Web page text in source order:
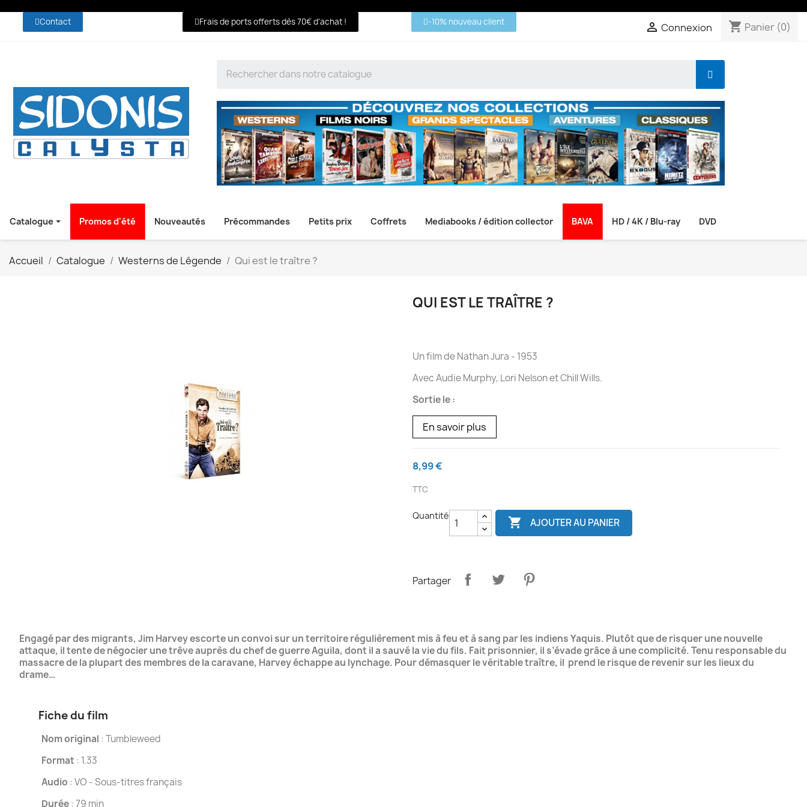
Contact Frais de ports offerts dès 70€ d'achat ! -10% nouveau client  Connexion shopping_cart Panier (0)
Catalogue Promos d'été Nouveautés Précommandes Petits prix Coffrets Mediabooks / édition collector BAVA HD / 4K / Blu-ray DVD
Accueil Catalogue Westerns de Légende Qui est le traître ?
QUI EST LE TRAÎTRE ?
Un film de Nathan Jura - 1953
Avec Audie Murphy, Lori Nelson et Chill Wills.
Sortie le :
En savoir plus
8,99 €
TTC
Quantité  AJOUTER AU PANIER
Partager
Engagé par des migrants, Jim Harvey escorte un convoi sur un territoire régulièrement mis à feu et à sang par les indiens Yaquis. Plutôt que de risquer une nouvelle
attaque, il tente de négocier une trêve auprès du chef de guerre Aguila, dont il a sauvé la vie du fils. Fait prisonnier, il s’évade grâce à une complicité. Tenu responsable du
massacre de la plupart des membres de la caravane, Harvey échappe au lynchage. Pour démasquer le véritable traître, il prend le risque de revenir sur les lieux du
drame…
Fiche du film
Nom original : Tumbleweed
Format : 1.33
Audio : VO - Sous-titres français
Durée: 79 min